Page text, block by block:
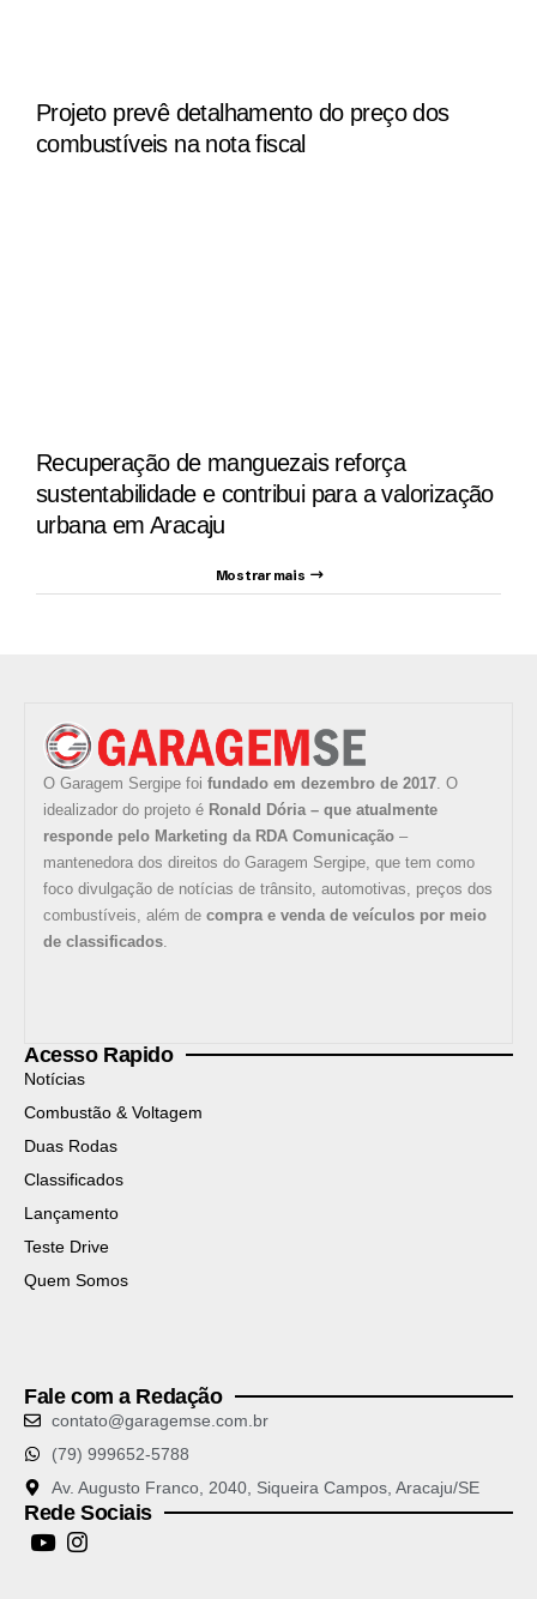
Projeto prevê detalhamento do preço dos
combustíveis na nota fiscal
Recuperação de manguezais reforça
sustentabilidade e contribui para a valorização
urbana em Aracaju
Mostrar mais
O Garagem Sergipe foi fundado em dezembro de 2017. O
idealizador do projeto é Ronald Dória – que atualmente
responde pelo Marketing da RDA Comunicação –
mantenedora dos direitos do Garagem Sergipe, que tem como
foco divulgação de notícias de trânsito, automotivas, preços dos
combustíveis, além de compra e venda de veículos por meio
de classificados.
Acesso Rapido
Notícias
Combustão & Voltagem
Duas Rodas
Classificados
Lançamento
Teste Drive
Quem Somos
Fale com a Redação
contato@garagemse.com.br
(79) 999652-5788
Av. Augusto Franco, 2040, Siqueira Campos, Aracaju/SE
Rede Sociais